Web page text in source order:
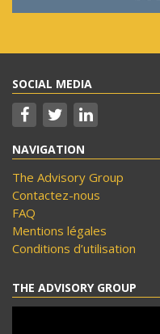
SOCIAL MEDIA
NAVIGATION
The Advisory Group
Contactez-nous
FAQ
Mentions légales
Conditions d’utilisation
THE ADVISORY GROUP